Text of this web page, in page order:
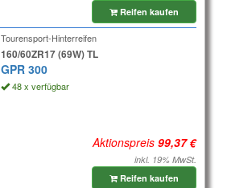
Reifen kaufen
Tourensport-Hinterreifen
160/60ZR17 (69W) TL
GPR 300
48 x verfügbar
Aktionspreis
inkl. 19% MwSt.
Reifen kaufen